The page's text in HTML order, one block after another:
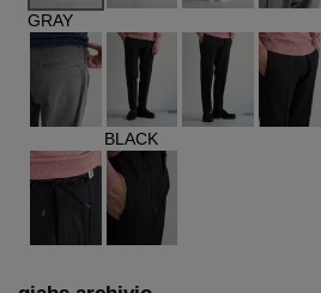
GRAY
BLACK